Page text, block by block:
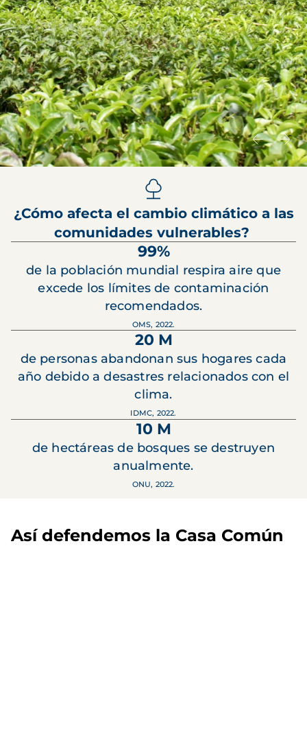
¿Cómo afecta el cambio climático a las
comunidades vulnerables?
99%
de la población mundial respira aire que
excede los límites de contaminación
recomendados.
OMS, 2022.
20 M
de personas abandonan sus hogares cada
año debido a desastres relacionados con el
clima.
IDMC, 2022.
10 M
de hectáreas de bosques se destruyen
anualmente.
ONU, 2022.
Así defendemos la Casa Común